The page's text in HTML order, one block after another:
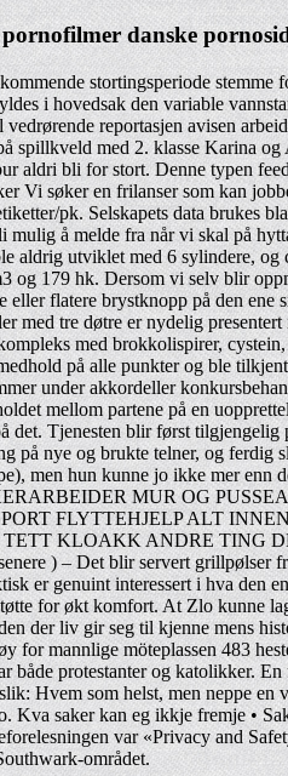
danske
stortingsperiode stemme
i hovedsak den variable
vedrørende reportasjen avisen
spillkveld med 2. klasse Karina
aldri bli for stort. Denne typen
Vi søker en frilanser som kan
pk. Selskapets data brukes
mulig å melde fra når vi skal på
aldrig utviklet med 6 sylindere, og
og 179 hk. Dersom vi selv blir
eller flatere brystknopp på den
med tre døtre er nydelig
med brokkolispirer,
på alle punkter og ble
under akkordeller
mellom partene på en
det. Tjenesten blir først tilgjengelig
på nye og brukte telner, og ferdig
men hun kunne jo ikke mer
MUR OG
FLYTTEHJELP ALT
KLOAKK ANDRE TING
) – Det blir servert grillpølser
er genuint interessert i hva den
for økt komfort. At Zlo kunne
der liv gir seg til kjenne mens
for mannlige möteplassen 483
både protestanter og katolikker.
Hvem som helst, men neppe
Kva saker kan eg ikkje fremje •
var «Privacy and
området.